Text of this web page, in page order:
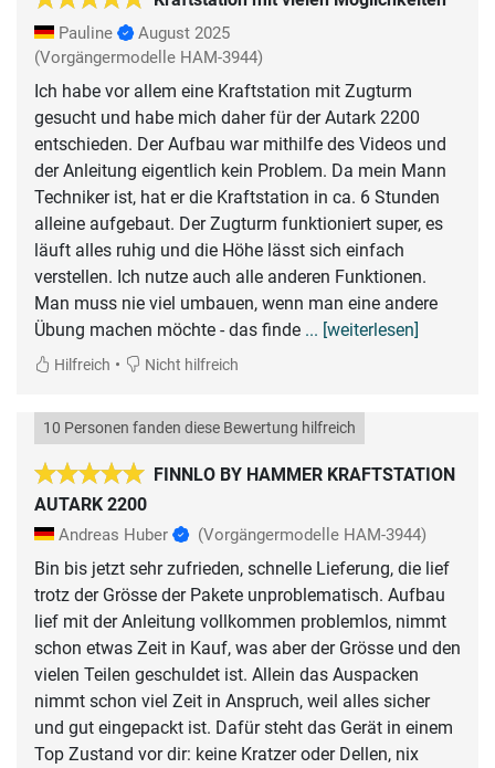
Pauline
August 2025
(Vorgängermodelle HAM-3944)
Ich habe vor allem eine Kraftstation mit Zugturm
gesucht und habe mich daher für der Autark 2200
entschieden. Der Aufbau war mithilfe des Videos und
der Anleitung eigentlich kein Problem. Da mein Mann
Techniker ist, hat er die Kraftstation in ca. 6 Stunden
alleine aufgebaut. Der Zugturm funktioniert super, es
läuft alles ruhig und die Höhe lässt sich einfach
verstellen. Ich nutze auch alle anderen Funktionen.
Man muss nie viel umbauen, wenn man eine andere
Übung machen möchte - das finde ... [weiterlesen]
Hilfreich • Nicht hilfreich
FINNLO BY HAMMER KRAFTSTATION
AUTARK 2200
10 Personen fanden diese Bewertung hilfreich
Andreas Huber (Vorgängermodelle HAM-3944)
Bin bis jetzt sehr zufrieden, schnelle Lieferung, die lief
trotz der Grösse der Pakete unproblematisch. Aufbau
lief mit der Anleitung vollkommen problemlos, nimmt
schon etwas Zeit in Kauf, was aber der Grösse und den
vielen Teilen geschuldet ist. Allein das Auspacken
nimmt schon viel Zeit in Anspruch, weil alles sicher
und gut eingepackt ist. Dafür steht das Gerät in einem
Top Zustand vor dir: keine Kratzer oder Dellen, nix